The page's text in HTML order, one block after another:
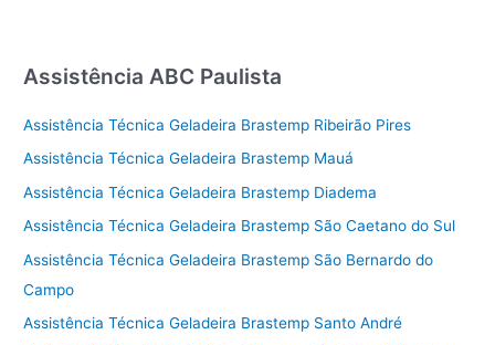
Assistência ABC Paulista
Assistência Técnica Geladeira Brastemp Ribeirão Pires
Assistência Técnica Geladeira Brastemp Mauá
Assistência Técnica Geladeira Brastemp Diadema
Assistência Técnica Geladeira Brastemp São Caetano do Sul
Assistência Técnica Geladeira Brastemp São Bernardo do
Campo
Assistência Técnica Geladeira Brastemp Santo André